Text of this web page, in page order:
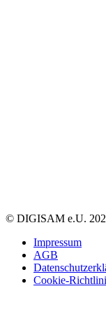
© DIGISAM e.U.
Impressum
AGB
Cookie-